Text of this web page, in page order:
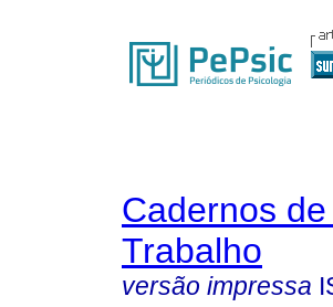
Cadernos
Trabalho
versão impressa